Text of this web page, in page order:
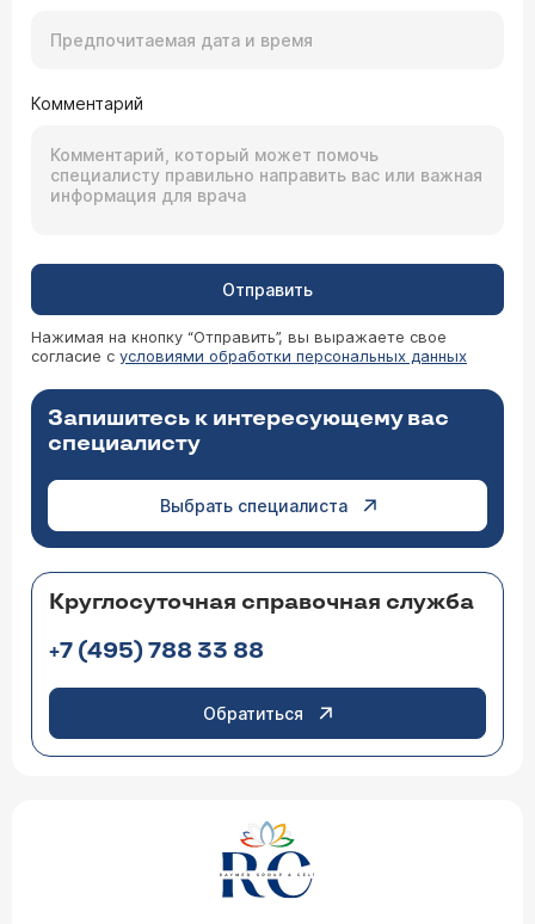
Комментарий
Отправить
Нажимая на кнопку “Отправить”, вы выражаете свое
согласие с условиями обработки персональных данных
Запишитесь к интересующему вас
специалисту
Выбрать специалиста
Круглосуточная справочная служба
+7 (495) 788 33 88
Обратиться